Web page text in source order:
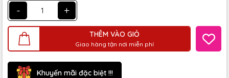
- +
THÊM VÀO GIỎ
Giao hàng tận nơi miễn phí
Khuyến mãi đặc biệt !!!